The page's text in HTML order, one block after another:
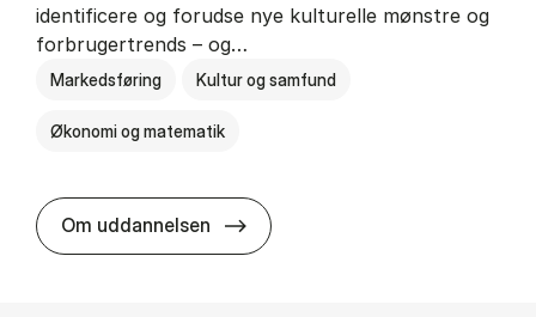
identificere og forudse nye kulturelle mønstre og
forbrugertrends – og…
Markedsføring Kultur og samfund
Økonomi og matematik
Om uddannelsen HA i mar­keds- og kul­tu­r­a­na­ly­se